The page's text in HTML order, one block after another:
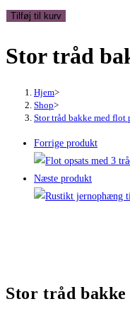
Stor
bakke
patina
Tilføj til kurv
Stor tråd
Hjem>
Shop>
Stor tråd bakke med flot
Forrige produkt
Næste produkt
Stor tråd